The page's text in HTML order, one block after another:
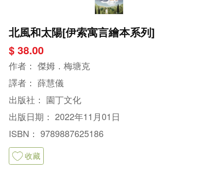
北風和太陽[伊索寓言繪本系列]
$ 38.00
作者： 傑姆．梅塘克
譯者： 薛慧儀
出版社： 園丁文化
出版日期： 2022年11月01日
ISBN： 9789887625186
收藏